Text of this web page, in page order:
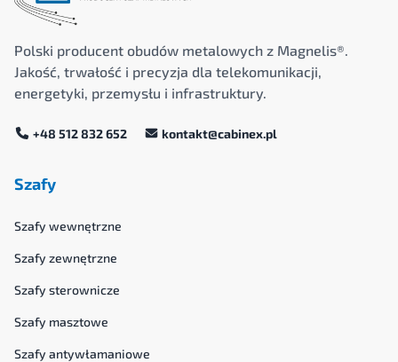
Polski producent obudów metalowych z Magnelis®.
Jakość, trwałość i precyzja dla telekomunikacji,
energetyki, przemysłu i infrastruktury.
+48 512 832 652 kontakt@cabinex.pl
Szafy
Szafy wewnętrzne
Szafy zewnętrzne
Szafy sterownicze
Szafy masztowe
Szafy antywłamaniowe